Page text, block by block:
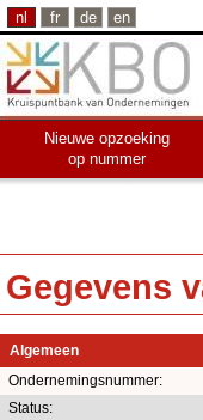
nl fr de en
Nieuwe opzoeking
op nummer
Gegevens
Algemeen
Ondernemingsnummer:
Status: